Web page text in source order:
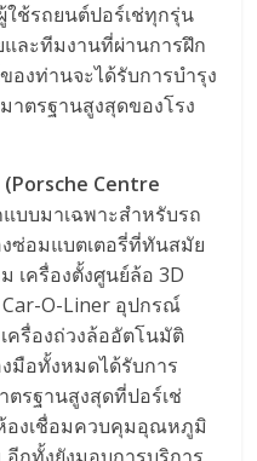
ช้รถยนต์ปอร์เช่ทุกรุ่น
ละทีมงานที่ผ่านการฝึก
งท่านจะได้รับการบำรุง
ตรฐานสูงสุดของโรง
(Porsche Centre
บบมาเฉพาะสำหรับรถ
ซ่อมแบตเตอรี่ที่ทันสมัย
เครื่องตั้งศูนย์ล้อ 3D
O-Liner อุปกรณ์
ครื่องถ่วงล้ออัตโนมัติ
งมือทั้งหมดได้รับการ
ตรฐานสูงสุดที่ปอร์เช่
องเชื่อมควบคุมอุณหภูมิ